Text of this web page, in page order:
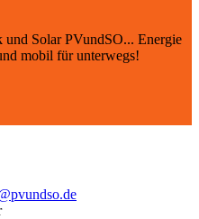
Solar PVundSO... Energie
mobil für unterwegs!